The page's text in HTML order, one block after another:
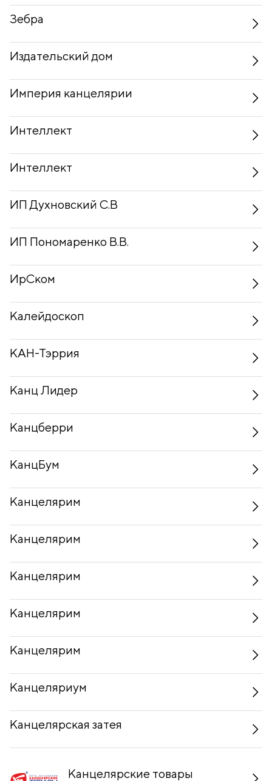
Зебра
Издательский дом
Империя канцелярии
Интеллект
Интеллект
ИП Духновский С.В
ИП Пономаренко В.В.
ИрСком
Калейдоскоп
КАН-Тэррия
Канц Лидер
Канцберри
КанцБум
Канцелярим
Канцелярим
Канцелярим
Канцелярим
Канцелярим
Канцеляриум
Канцелярская затея
Канцелярские товары